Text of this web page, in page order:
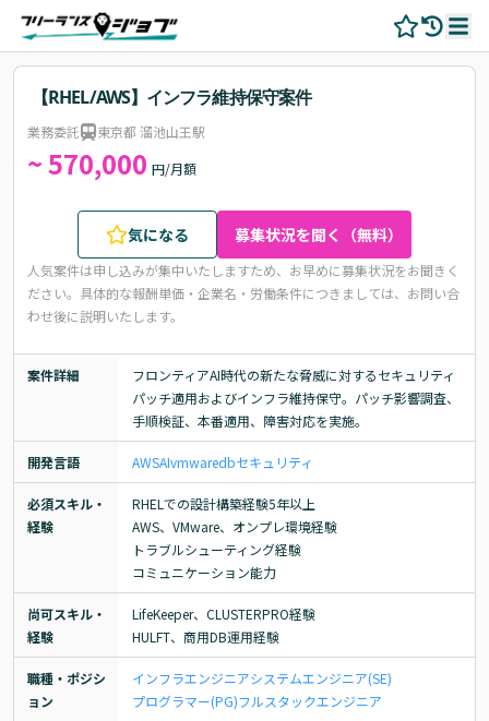
【RHEL/AWS】インフラ維持保守案件
業務委託 東京都 溜池山王駅
~ 570,000 円/月額
気になる 募集状況を聞く（無料）
人気案件は申し込みが集中いたしますため、お早めに募集状況をお聞きく
ださい。 具体的な報酬単価・企業名・労働条件につきましては、お問い合
わせ後に説明いたします。
案件詳細
フロンティアAI時代の新たな脅威に対するセキュリティ
パッチ適用およびインフラ維持保守。パッチ影響調査、
手順検証、本番適用、障害対応を実施。
開発言語 AWSAIvmwaredbセキュリティ
必須スキル・
経験
RHELでの設計構築経験5年以上
AWS、VMware、オンプレ環境経験
トラブルシューティング経験
コミュニケーション能力
尚可スキル・
経験
LifeKeeper、CLUSTERPRO経験
HULFT、商用DB運用経験
職種・ポジシ
ョン
インフラエンジニアシステムエンジニア(SE)
プログラマー(PG)フルスタックエンジニア